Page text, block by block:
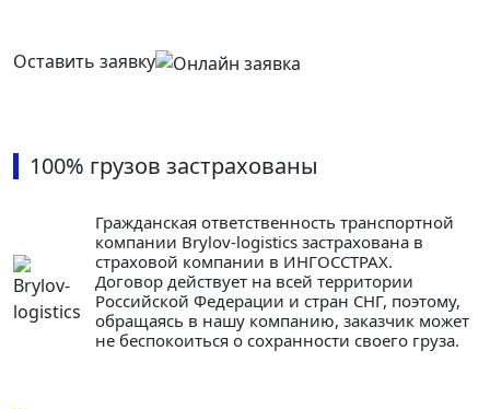
Оставить заявку
100% грузов застрахованы
Гражданская ответственность транспортной
компании Brylov-logistics застрахована в
страховой компании в ИНГОСCТРАХ.
Договор действует на всей территории
Российской Федерации и стран СНГ, поэтому,
обращаясь в нашу компанию, заказчик может
не беспокоиться о сохранности своего груза.